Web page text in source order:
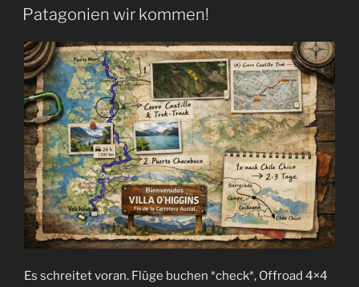
AM
Patagonien wir kommen!
Es schreitet voran. Flüge buchen *check*, Offroad 4×4